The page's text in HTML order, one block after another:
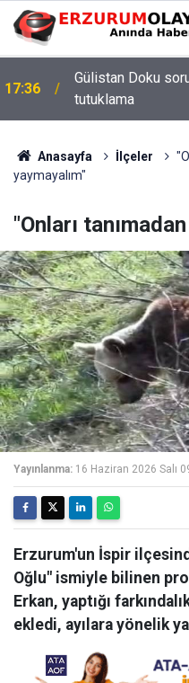
17:36
Gülistan Doku
tutuklama
Anasayfa İlçeler
yaymayalım"
"Onları
Yayınlanma: 16 Haziran 2026 Salı
Erzurum'un İspir
Oğlu" ismiyle bilinen
Erkan, yaptığı
ekledi, ayılara yönelik